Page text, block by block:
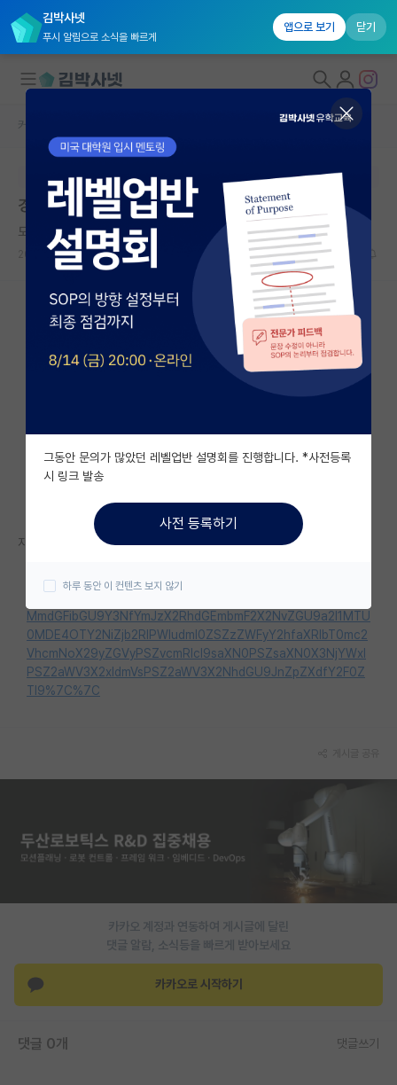
김박사넷
푸시 알림으로 소식을 빠르게
앱으로 보기 닫기
대학원생 모집
국내대학원 정보
연구실&오픈랩
커뮤니티
커뮤니티 홈
전체글보기
베스트 게시판
자유 게시판(아무개랩)
미국 유학 게시판
미국 대학원 합격 후기 게시판
대학원생 모집 게시판
연구실(PI) 홍보 게시판
석박사 채용 정보 게시판
임용 정보 게시판
인문사회 계열 게시판
반도체/AI 게시판
장학금/장학생 게시판
홍보 게시판
커뮤니티 홈
본문이 수정되지 않는 박제글입니다.
경일대학교 2026학년도 2학기 교수 초빙
도도한 척척박사
2026.05.21 0 400
자세한 내용은 홈페이지를 참고해 주세요.
https://www.kiu.ac.kr/pages/sub.htm?mode=view&mv_data
MmdGFibGU9Y3NfYmJzX2RhdGEmbmF2X2NvZGU9a2l1MTU
0MDE4OTY2NiZjb2RlPWludml0ZSZzZWFyY2hfaXRlbT0mc2
VhcmNoX29yZGVyPSZvcmRlcl9saXN0PSZsaXN0X3NjYWxl
PSZ2aWV3X2xldmVsPSZ2aWV3X2NhdGU9JnZpZXdfY2F0Z
TI9%7C%7C
카카오 계정과 연동하여 게시글에 달린
댓글 알람, 소식등을 빠르게 받아보세요
카카오로 시작하기
댓글 0개 댓글쓰기
그동안 문의가 많았던 레벨업반 설명회를 진행합니다. *사전등록
시 링크 발송
사전 등록하기
하루 동안 이 컨텐츠 보지 않기